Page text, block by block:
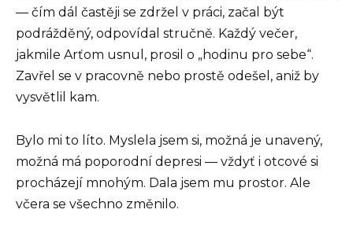
— čím dál častěji se zdržel v práci, začal být
podrážděný, odpovídal stručně. Každý večer,
jakmile Arťom usnul, prosil o „hodinu pro sebe“.
Zavřel se v pracovně nebo prostě odešel, aniž by
vysvětlil kam.
Bylo mi to líto. Myslela jsem si, možná je unavený,
možná má poporodní depresi — vždyť i otcové si
procházejí mnohým. Dala jsem mu prostor. Ale
včera se všechno změnilo.